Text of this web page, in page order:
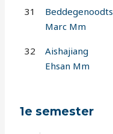
31
Beddegenoodts
Marc Mm
32
Aishajiang
Ehsan Mm
1e semester